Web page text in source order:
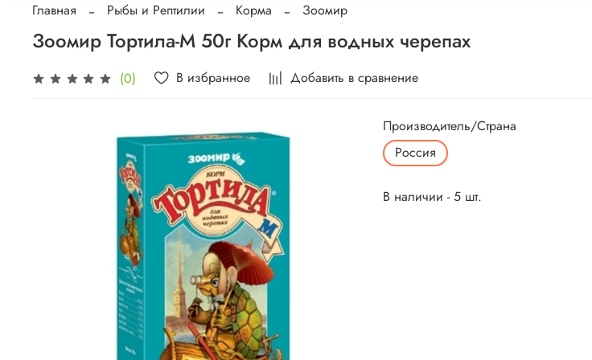
Главная Рыбы и Рептилии Корма Зоомир
Зоомир Тортила-М 50г Корм для водных черепах
(0) В избранное Добавить в сравнение
Производитель/Страна
Россия
В наличии - 5 шт.